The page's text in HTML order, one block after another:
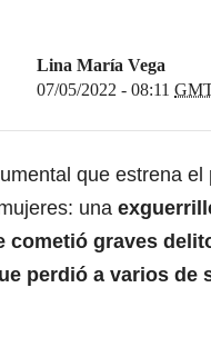
Lina María Vega
07/05/2022 - 08:11
que estrena
una
cometió graves
perdió a varios de